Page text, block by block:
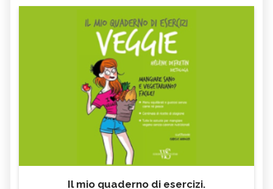
Il mio quaderno di esercizi.